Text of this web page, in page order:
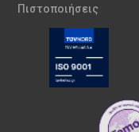
Πιστοποιήσεις